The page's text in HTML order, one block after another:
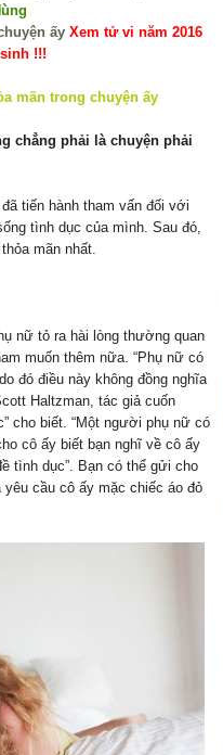
Xem tử vi năm 2016
!!!
chẳng phải là chuyện phải
tiến hành tham vấn đối với
tình dục của mình. Sau đó,
mãn nhất.
nữ tỏ ra hài lòng thường quan
muốn thêm nữa. “Phụ nữ có
do đó điều này không đồng nghĩa
Haltzman, tác giả cuốn
cho biết. “Một người phụ nữ có
cô ấy biết bạn nghĩ về cô ấy
tình dục”. Bạn có thể gửi cho
cầu cô ấy mặc chiếc áo đỏ